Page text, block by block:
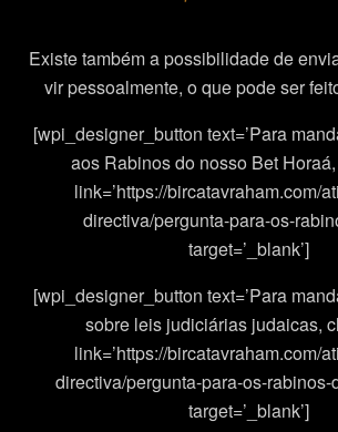
Existe também a possibilidade de
vir pessoalmente, o que pode ser
[wpi_designer_button text=’Para
aos Rabinos do nosso Bet Horaá,
link=’https://bircatavraham.com/
directiva/pergunta-para-os-
target=’_blank’]
[wpi_designer_button text=’Para
sobre leis judiciárias judaicas,
link=’https://bircatavraham.com/
directiva/pergunta-para-os-rabinos-
target=’_blank’]